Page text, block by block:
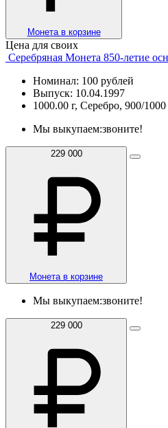
Монета в корзине
Цена для своих
Серебряная Монета 850-летие
Номинал: 100 рублей
Выпуск: 10.04.1997
1000.00 г, Серебро, 900/1000
Мы выкупаем:звоните!
229 000
Монета в корзине
Мы выкупаем:звоните!
229 000